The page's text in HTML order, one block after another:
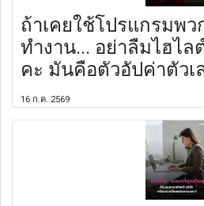
ถ้าเคยใช้โปรแกรมพว
ทำงาน... อย่าลืมไฮไล
คะ มันคือตัวอัปค่าตัวเ
16 ก.ค. 2569